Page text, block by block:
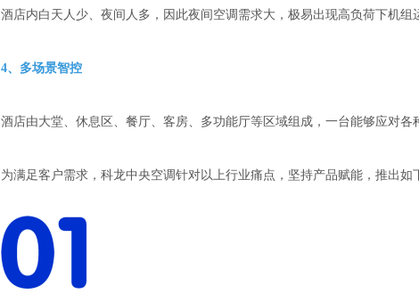
酒店内白天人少、夜间人多，因此夜间空调需求大，极易出现高负荷下机组
4、多场景智控
酒店由大堂、休息区、餐厅、客房、多功能厅等区域组成，一台能够应对各
为满足客户需求，科龙中央空调针对以上行业痛点，坚持产品赋能，推出如